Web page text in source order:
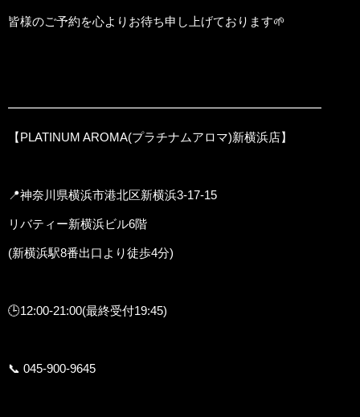
皆様のご予約を心よりお待ち申し上げております🌱
━━━━━━━━━━━━━━━━━━━━━━━━━━
【PLATINUM AROMA(プラチナムアロマ)新横浜店】
📍神奈川県横浜市港北区新横浜3-17-15
リバティー新横浜ビル6階
(新横浜駅8番出口より徒歩4分)
🕒12:00-21:00(最終受付19:45)
📞 045-900-9645